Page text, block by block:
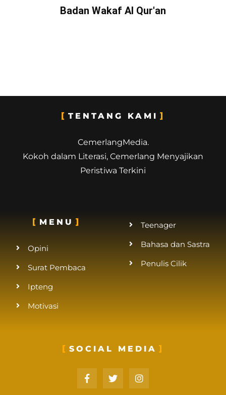
Badan Wakaf Al Qur'an
TENTANG KAMI
CemerlangMedia.
Kokoh dalam Literasi, Cemerlang Menyajikan
Peristiwa Terkini
MENU
Opini
Surat Pembaca
Ipteng
Motivasi
Teenager
Bahasa dan Sastra
Penulis Cilik
SOCIAL MEDIA